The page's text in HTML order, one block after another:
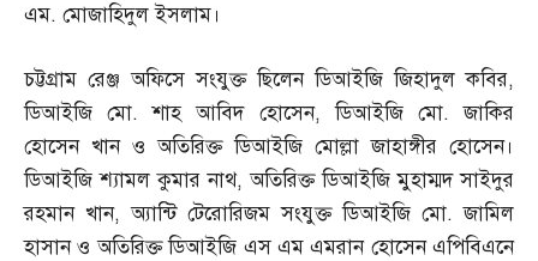
এম. মোজাহিদুল ইসলাম।
চট্টগ্রাম রেঞ্জ অফিসে সংযুক্ত ছিলেন ডিআইজি জিহাদুল কবির,
ডিআইজি মো.শাহ আবিদ হোসেন,ডিআইজি মো.জাকির
হোসেন খান ও অতিরিক্ত ডিআইজি মোল্লা জাহাঙ্গীর হোসেন।
ডিআইজি শ্যামল কুমার নাথ,অতিরিক্ত ডিআইজি মুহাম্মদ সাইদুর
রহমান খান,অ্যান্টি টেরোরিজম সংযুক্ত ডিআইজি মো.জামিল
হাসান ও অতিরিক্ত ডিআইজি এস এম এমরান হোসেন এপিবিএনে